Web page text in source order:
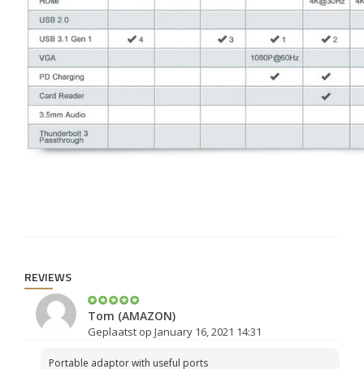
REVIEWS
Tom (AMAZON)
Geplaatst op January 16, 2021 14:31
Portable adaptor with useful ports